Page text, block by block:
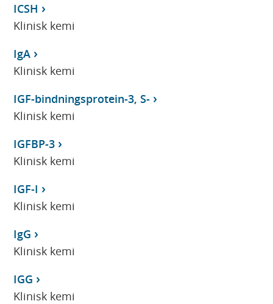
ICSH
Klinisk kemi
IgA
Klinisk kemi
IGF-bindningsprotein-3, S-
Klinisk kemi
IGFBP-3
Klinisk kemi
IGF-I
Klinisk kemi
IgG
Klinisk kemi
IGG
Klinisk kemi